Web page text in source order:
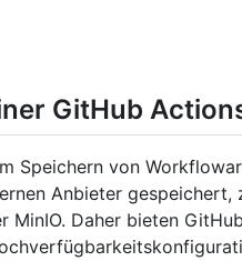
GitHub
Speichern von
Anbieter gespeichert,
MinIO. Daher bieten